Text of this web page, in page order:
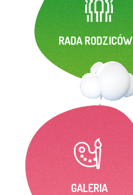
RADA RODZICÓW
GALERIA